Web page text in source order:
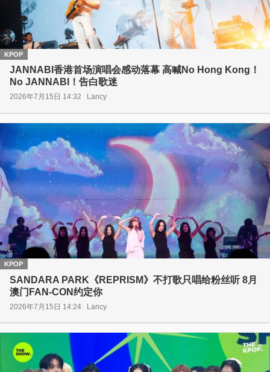
KPOP
JANNABI香港首场演唱会感动落幕 高喊No Hong Kong！
No JANNABI！告白歌迷
2026年7月15日 14:32 Lancy
KPOP
SANDARA PARK《REPRISM》不打歌只唱给粉丝听 8月
澳门FAN-CON约定你
2026年7月15日 14:24 Lancy